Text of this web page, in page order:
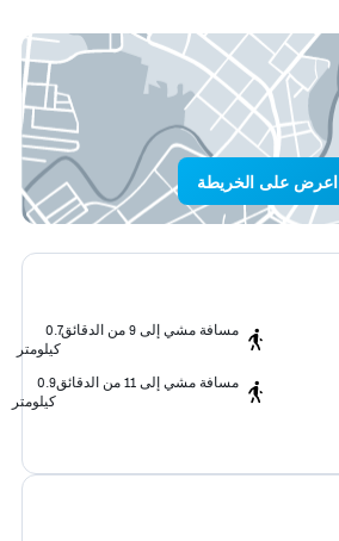
اعرض على الخريطة
مسافة مشي إلى 9 من الدقائق
0.7
كيلومتر
مسافة مشي إلى 11 من الدقائق
0.9
كيلومتر